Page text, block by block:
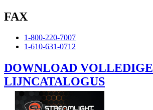
FAX
1-800-220-7007
1-610-631-0712
DOWNLOAD VOLLEDIGE
LIJNCATALOGUS